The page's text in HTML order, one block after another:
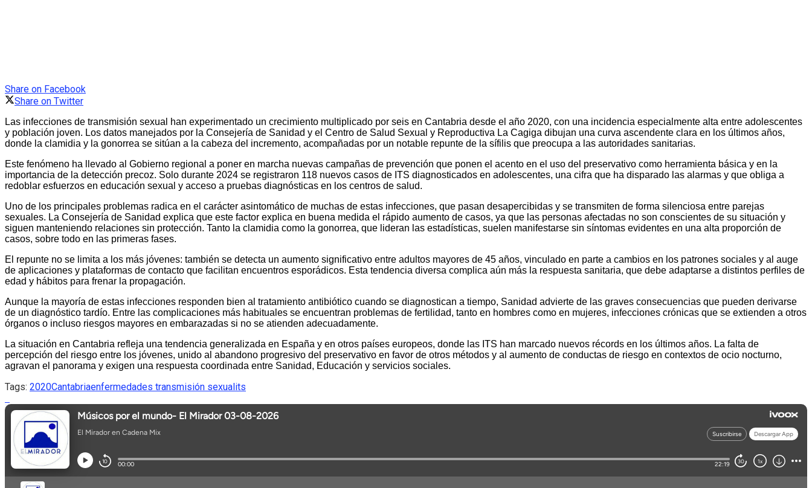
Share on Facebook
Share on Twitter
Las infecciones de transmisión sexual han experimentado un crecimiento multiplicado por seis en Cantabria desde el año 2020, con una incidencia especialmente alta entre adolescentes
y población joven. Los datos manejados por la Consejería de Sanidad y el Centro de Salud Sexual y Reproductiva La Cagiga dibujan una curva ascendente clara en los últimos años,
donde la clamidia y la gonorrea se sitúan a la cabeza del incremento, acompañadas por un notable repunte de la sífilis que preocupa a las autoridades sanitarias.
Este fenómeno ha llevado al Gobierno regional a poner en marcha nuevas campañas de prevención que ponen el acento en el uso del preservativo como herramienta básica y en la
importancia de la detección precoz. Solo durante 2024 se registraron 118 nuevos casos de ITS diagnosticados en adolescentes, una cifra que ha disparado las alarmas y que obliga a
redoblar esfuerzos en educación sexual y acceso a pruebas diagnósticas en los centros de salud.
Uno de los principales problemas radica en el carácter asintomático de muchas de estas infecciones, que pasan desapercibidas y se transmiten de forma silenciosa entre parejas
sexuales. La Consejería de Sanidad explica que este factor explica en buena medida el rápido aumento de casos, ya que las personas afectadas no son conscientes de su situación y
siguen manteniendo relaciones sin protección. Tanto la clamidia como la gonorrea, que lideran las estadísticas, suelen manifestarse sin síntomas evidentes en una alta proporción de
casos, sobre todo en las primeras fases.
El repunte no se limita a los más jóvenes: también se detecta un aumento significativo entre adultos mayores de 45 años, vinculado en parte a cambios en los patrones sociales y al auge
de aplicaciones y plataformas de contacto que facilitan encuentros esporádicos. Esta tendencia diversa complica aún más la respuesta sanitaria, que debe adaptarse a distintos perfiles de
edad y hábitos para frenar la propagación.
Aunque la mayoría de estas infecciones responden bien al tratamiento antibiótico cuando se diagnostican a tiempo, Sanidad advierte de las graves consecuencias que pueden derivarse
de un diagnóstico tardío. Entre las complicaciones más habituales se encuentran problemas de fertilidad, tanto en hombres como en mujeres, infecciones crónicas que se extienden a otros
órganos o incluso riesgos mayores en embarazadas si no se atienden adecuadamente.
La situación en Cantabria refleja una tendencia generalizada en España y en otros países europeos, donde las ITS han marcado nuevos récords en los últimos años. La falta de
percepción del riesgo entre los jóvenes, unido al abandono progresivo del preservativo en favor de otros métodos y al aumento de conductas de riesgo en contextos de ocio nocturno,
agravan el panorama y exigen una respuesta coordinada entre Sanidad, Educación y servicios sociales.
Tags: 2020Cantabriaenfermedades transmisión sexual its